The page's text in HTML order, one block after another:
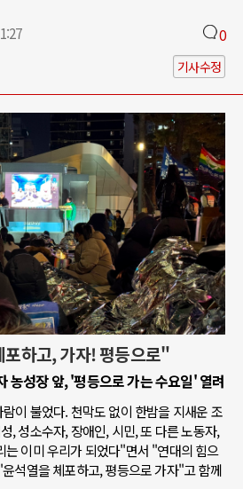
0
기사수정
하고, 가자! 평등으로"
농성장 앞, '평등으로 가는 수요일' 열려
이 불었다. 천막도 없이 한밤을 지새운 조
, 성소수자, 장애인, 시민, 또 다른 노동자,
이미 우리가 되었다"면서 "연대의 힘으
석열을 체포하고, 평등으로 가자"고 함께